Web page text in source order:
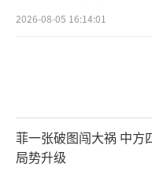
2026-08-05 16:14:01
菲一张破图闯大祸 中方
局势升级